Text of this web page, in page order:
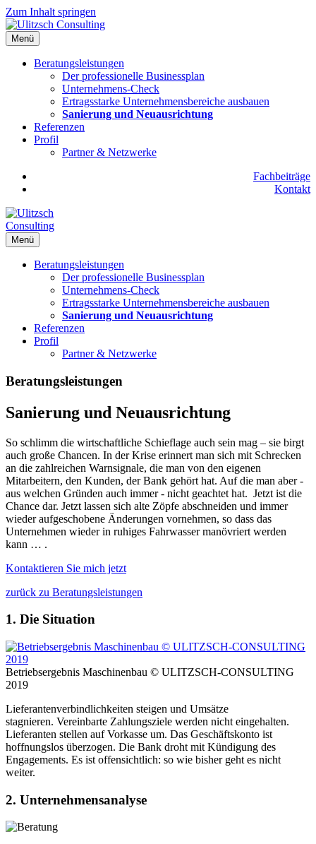
Zum Inhalt springen
Menü
Beratungsleistungen
Der professionelle Businessplan
Unternehmens-Check
Ertragsstarke Unternehmensbereiche ausbauen
Sanierung und Neuausrichtung
Referenzen
Profil
Partner & Netzwerke
Fachbeiträge
Kontakt
Menü
Beratungsleistungen
Der professionelle Businessplan
Unternehmens-Check
Ertragsstarke Unternehmensbereiche ausbauen
Sanierung und Neuausrichtung
Referenzen
Profil
Partner & Netzwerke
Beratungsleistungen
Sanierung und Neuausrichtung
So schlimm die wirtschaftliche Schieflage auch sein mag – sie birgt
auch große Chancen. In der Krise erinnert man sich mit Schrecken
an die zahlreichen Warnsignale, die man von den eigenen
Mitarbeitern, den Kunden, der Bank gehört hat. Auf die man aber -
aus welchen Gründen auch immer - nicht geachtet hat. Jetzt ist die
Chance dar. Jetzt lassen sich alte Zöpfe abschneiden und immer
wieder aufgeschobene Änderungen vornehmen, so dass das
Unternehmen wieder in ruhiges Fahrwasser manövriert werden
kann … .
Kontaktieren Sie mich jetzt
zurück zu Beratungsleistungen
1. Die Situation
Betriebsergebnis Maschinenbau © ULITZSCH-CONSULTING
2019
Lieferantenverbindlichkeiten steigen und Umsätze
stagnieren. Vereinbarte Zahlungsziele werden nicht eingehalten.
Lieferanten stellen auf Vorkasse um. Das Geschäftskonto ist
hoffnungslos überzogen. Die Bank droht mit Kündigung des
Engagements. Es ist offensichtlich: so wie bisher geht es nicht
weiter.
2. Unternehmensanalyse